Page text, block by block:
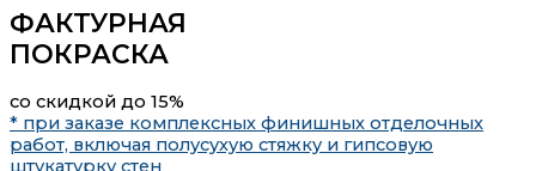
ФАКТУРНАЯ
ПОКРАСКА
со скидкой до 15%
* при заказе комплексных финишных отделочных
работ, включая полусухую стяжку и гипсовую
штукатурку стен